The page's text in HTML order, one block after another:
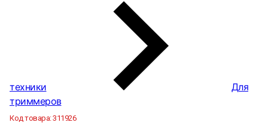
техники
Для
триммеров
Код товара:311926